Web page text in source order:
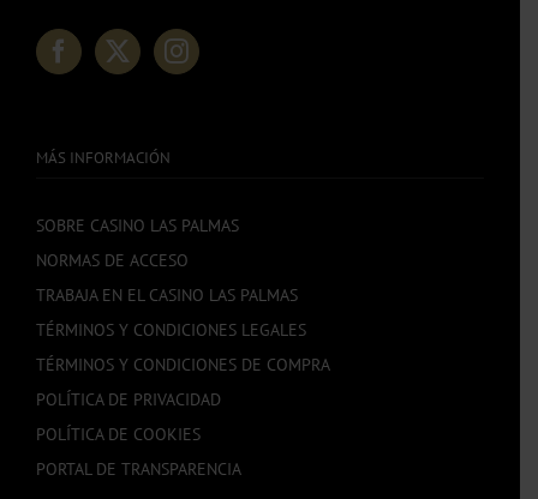
MÁS INFORMACIÓN
SOBRE CASINO LAS PALMAS
NORMAS DE ACCESO
TRABAJA EN EL CASINO LAS PALMAS
TÉRMINOS Y CONDICIONES LEGALES
TÉRMINOS Y CONDICIONES DE COMPRA
POLÍTICA DE PRIVACIDAD
POLÍTICA DE COOKIES
PORTAL DE TRANSPARENCIA